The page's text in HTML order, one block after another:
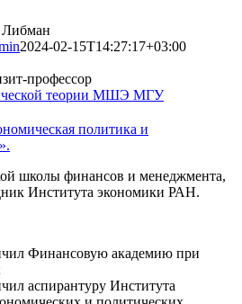
2024-02-15T14:27:17+03:00
профессор
теории МШЭ МГУ
политика и
школы финансов и менеджмента,
Института экономики РАН.
Финансовую академию при
аспирантуру Института